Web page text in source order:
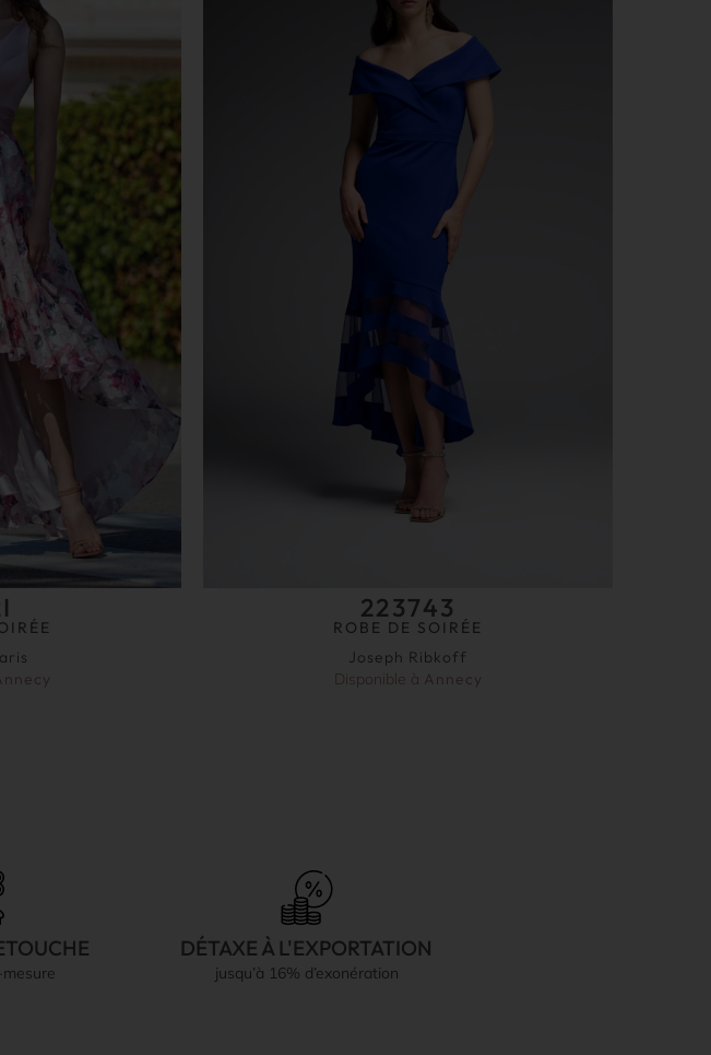
223743
ROBE DE SOIRÉE
Joseph Ribkoff
Disponible à Annecy
DÉTAXE À L'EXPORTATION
jusqu’à 16% d’exonération